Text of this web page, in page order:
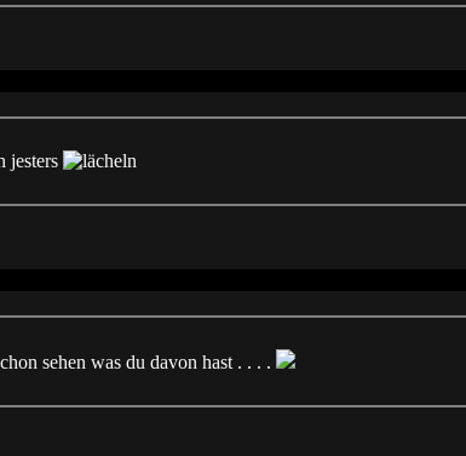
jesters
sehen was du davon hast . . . .